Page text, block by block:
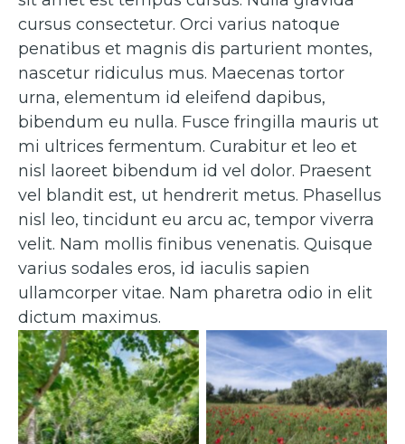
cursus consectetur. Orci varius natoque
penatibus et magnis dis parturient montes,
nascetur ridiculus mus. Maecenas tortor
urna, elementum id eleifend dapibus,
bibendum eu nulla. Fusce fringilla mauris ut
mi ultrices fermentum. Curabitur et leo et
nisl laoreet bibendum id vel dolor. Praesent
vel blandit est, ut hendrerit metus. Phasellus
nisl leo, tincidunt eu arcu ac, tempor viverra
velit. Nam mollis finibus venenatis. Quisque
varius sodales eros, id iaculis sapien
ullamcorper vitae. Nam pharetra odio in elit
dictum maximus.
Caption 2